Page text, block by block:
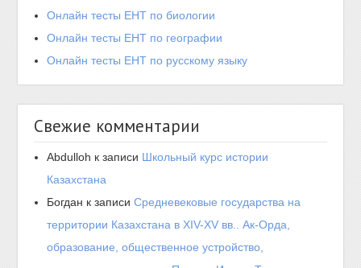
Онлайн тесты ЕНТ по биологии
Онлайн тесты ЕНТ по географии
Онлайн тесты ЕНТ по русскому языку
Свежие комментарии
Abdulloh к записи Школьный курс истории
Казахстана
Богдан к записиСредневековые государства на
территории Казахстана в XIV-XV вв.. Ак-Орда,
образование, общественное устройство,